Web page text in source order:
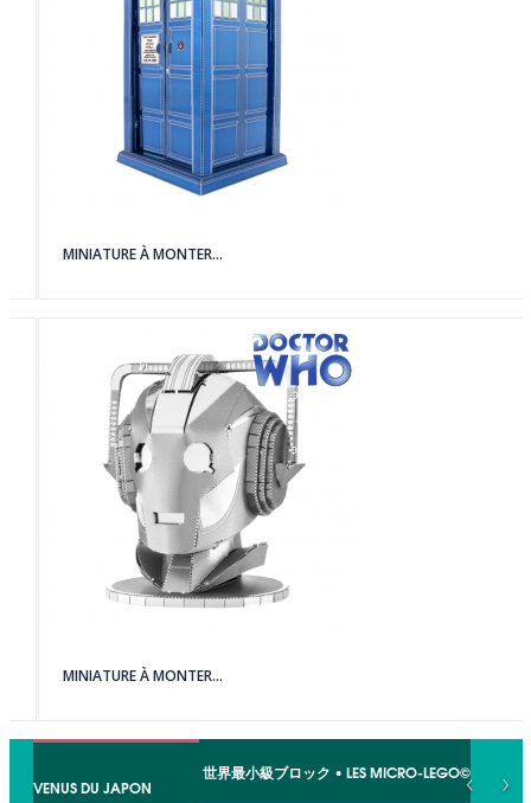
MINIATURE À MONTER...
MINIATURE À MONTER...
NANOBLOCKS© • 世界最小級ブロック • LES MICRO-LEGO©
VENUS DU JAPON ‹ ›